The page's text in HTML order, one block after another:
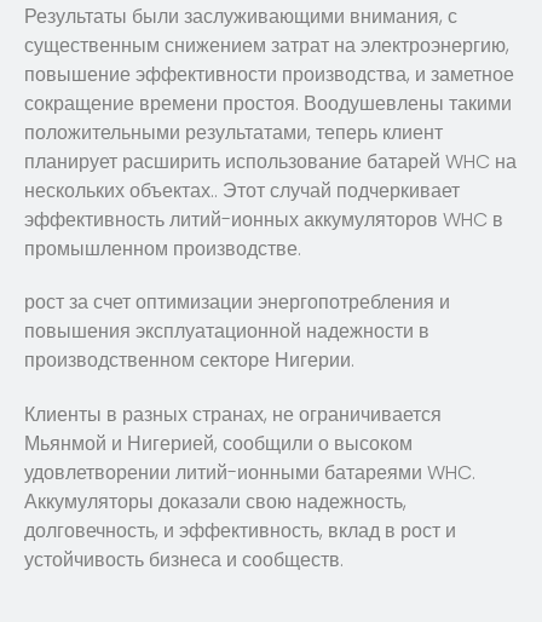
Результаты были заслуживающими внимания, с
существенным снижением затрат на электроэнергию,
повышение эффективности производства, и заметное
сокращение времени простоя. Воодушевлены такими
положительными результатами, теперь клиент
планирует расширить использование батарей WHC на
нескольких объектах.. Этот случай подчеркивает
эффективность литий-ионных аккумуляторов WHC в
промышленном производстве.
рост за счет оптимизации энергопотребления и
повышения эксплуатационной надежности в
производственном секторе Нигерии.
Клиенты в разных странах, не ограничивается
Мьянмой и Нигерией, сообщили о высоком
удовлетворении литий-ионными батареями WHC.
Аккумуляторы доказали свою надежность,
долговечность, и эффективность, вклад в рост и
устойчивость бизнеса и сообществ.